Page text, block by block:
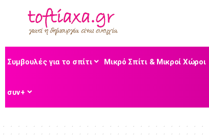
Συμβουλές για το σπίτι Μικρό Σπίτι & Μικροί Χώροι
συν+